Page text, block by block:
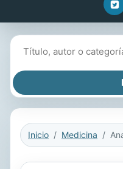
Inicio Medicina